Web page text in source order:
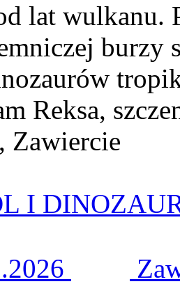
lat wulkanu.
burzy
Reksa,
Zawiercie
I